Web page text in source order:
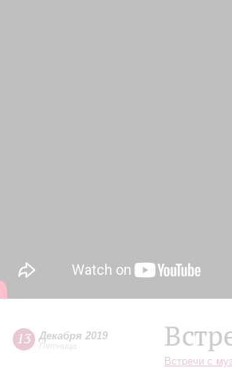
13 Декабря 2019
Пятница
Встречи с